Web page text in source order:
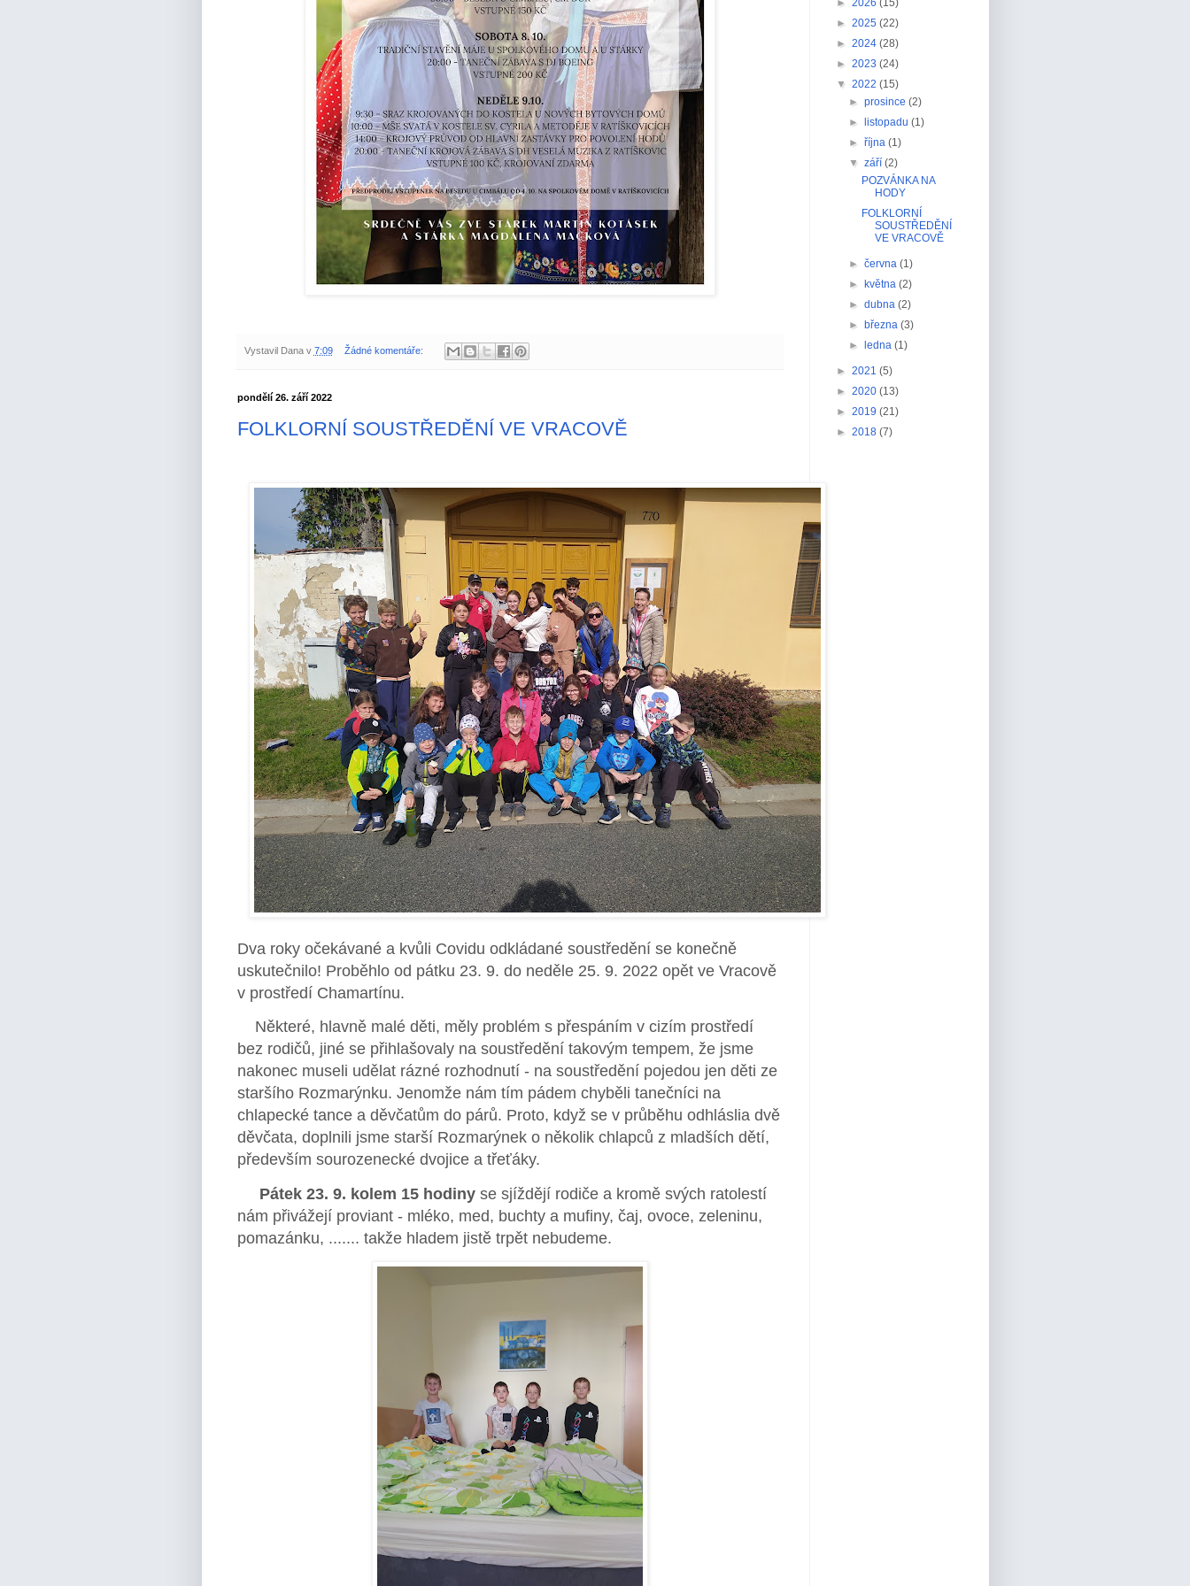
Vystavil Dana v 7:09 Žádné komentáře:
pondělí 26. září 2022
FOLKLORNÍ SOUSTŘEDĚNÍ VE VRACOVĚ
Dva roky očekávané a kvůli Covidu odkládané soustředění se konečně
uskutečnilo! Proběhlo od pátku 23. 9. do neděle 25. 9. 2022 opět ve Vracově
v prostředí Chamartínu.
Některé, hlavně malé děti, měly problém s přespáním v cizím prostředí
bez rodičů, jiné se přihlašovaly na soustředění takovým tempem, že jsme
nakonec museli udělat rázné rozhodnutí - na soustředění pojedou jen děti ze
staršího Rozmarýnku. Jenomže nám tím pádem chyběli tanečníci na
chlapecké tance a děvčatům do párů. Proto, když se v průběhu odhláslia dvě
děvčata, doplnili jsme starší Rozmarýnek o několik chlapců z mladších dětí,
především sourozenecké dvojice a třeťáky.
Pátek 23. 9. kolem 15 hodinyse sjíždějí rodiče a kromě svých ratolestí
nám přivážejí proviant - mléko, med, buchty a mufiny, čaj, ovoce, zeleninu,
pomazánku, ....... takže hladem jistě trpět nebudeme.
► 2026 (15)
► 2025 (22)
► 2024 (28)
► 2023 (24)
▼ 2022 (15)
► prosince (2)
►
listopadu (1)
► října (1)
▼ září (2)
POZVÁNKA NA
HODY
FOLKLORNÍ
SOUSTŘEDĚNÍ
VE VRACOVĚ
► června (1)
►
května (2)
► dubna (2)
► března (3)
►
ledna (1)
► 2021 (5)
► 2020 (13)
► 2019 (21)
► 2018 (7)